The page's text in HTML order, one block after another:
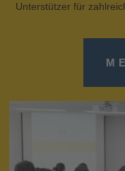
Unterstützer für